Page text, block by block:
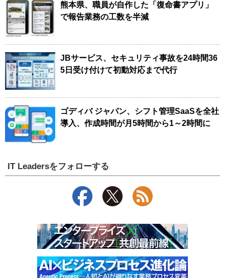
熊本県、職員が自作した「復命書アプリ」
で報告業務の工数を半減
JBサービス、セキュリティ事故を24時間36
5日受け付けて初動対応まで代行
ゴディバ ジャパン、シフト管理SaaSを全社
導入、作成時間が月5時間から1～2時間に
IT Leadersをフォローする